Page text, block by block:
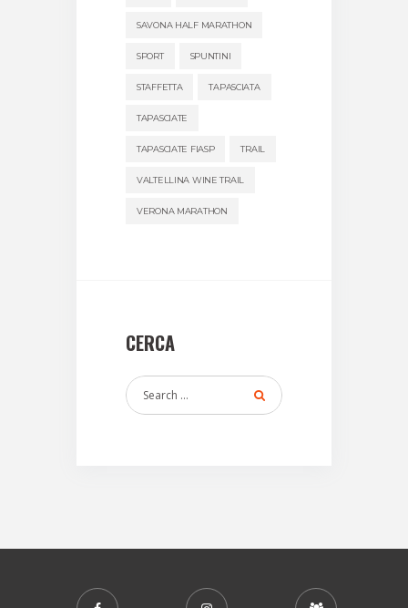
SAVONA HALF MARATHON
SPORT SPUNTINI
STAFFETTA TAPASCIATA
TAPASCIATE
TAPASCIATE FIASP TRAIL
VALTELLINA WINE TRAIL
VERONA MARATHON
CERCA